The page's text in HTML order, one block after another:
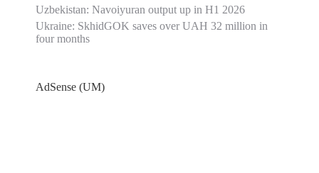
Uzbekistan: Navoiyuran output up in H1 2026
Ukraine: SkhidGOK saves over UAH 32 million in
four months
AdSense (UM)